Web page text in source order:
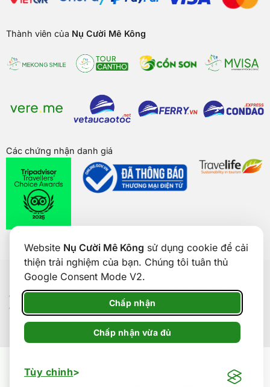
Website Nụ Cười Mê Kông sử dụng cookie để cải
thiện trải nghiệm của bạn. Chúng tôi tuân thủ
Google Consent Mode V2.
Chấp nhận
Chấp nhận vừa đủ
Tùy chỉnh
Thành viên của Nụ Cười Mê Kông
Các chứng nhận danh giá
Bản quyền của Nụ Cười Mê Kông
THƯƠNG MẠI DU LỊCH NỤ CƯỜI MÊ KÔNG. GPDKKD: 1801511350
do sở KH & ĐT TP. Cần Thơ cấp ngày 24/01/2017. Số giấy phép kinh
doanh lữ hành Quốc tế: 92-018/2022/TCDL-GP LHQT. Địa chỉ: Số 5,
Nam. Điện thoại: 0292 888 9989. Email: cskh@nucuoimekong.com.